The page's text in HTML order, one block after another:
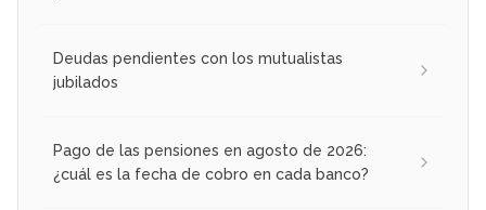
Deudas pendientes con los mutualistas
jubilados
Pago de las pensiones en agosto de 2026:
¿cuál es la fecha de cobro en cada banco?